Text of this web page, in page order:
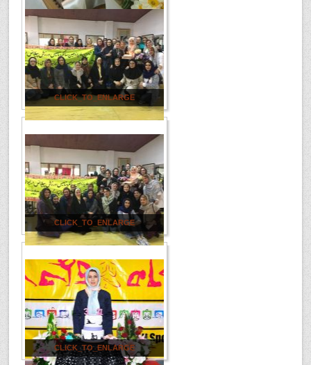
CLICK_TO_ENLARGE
CLICK_TO_ENLARGE
CLICK_TO_ENLARGE